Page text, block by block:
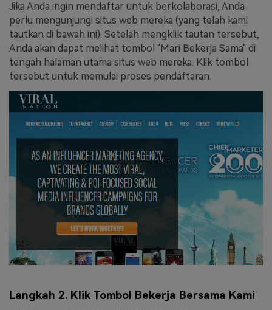
Jika Anda ingin mendaftar untuk berkolaborasi, Anda
perlu mengunjungi situs web mereka (yang telah kami
tautkan di bawah ini). Setelah mengklik tautan tersebut,
Anda akan dapat melihat tombol "Mari Bekerja Sama" di
tengah halaman utama situs web mereka. Klik tombol
tersebut untuk memulai proses pendaftaran.
Langkah 2. Klik Tombol Bekerja Bersama Kami